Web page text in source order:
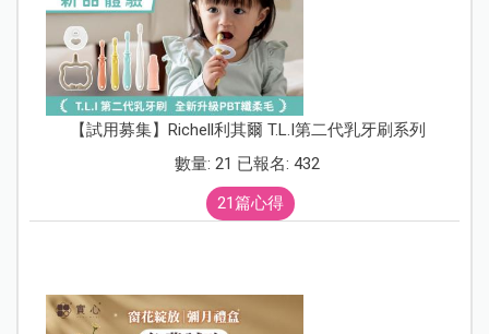
【試用募集】Richell利其爾 T.L.I第二代乳牙刷系列
數量: 21 已報名: 432
21篇心得